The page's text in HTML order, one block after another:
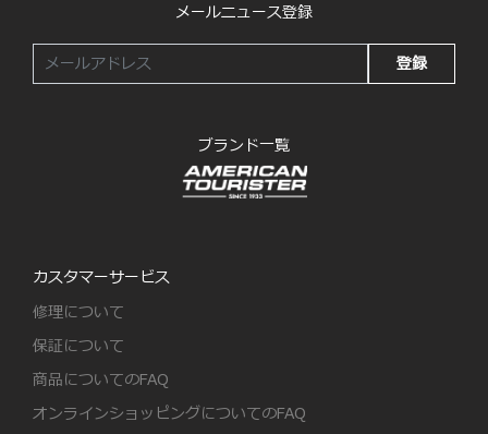
メールニュース登録
登録
ブランド一覧
カスタマーサービス
修理について
保証について
商品についてのFAQ
オンラインショッピングについてのFAQ